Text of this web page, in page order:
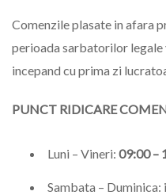
Comenzile plasate in afara
perioada sarbatorilor
incepand cu prima zi
PUNCT RIDICARE
Luni – Vineri: 09:00 –
Sambata – Duminica: